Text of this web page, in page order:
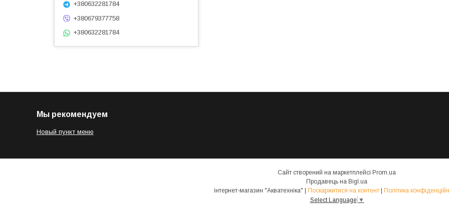
+380632281784
+380679377758
+380632281784
Мы рекомендуем
Новый пункт меню
Сайт створений на маркетплейсі Prom.ua
Продавець на Bigl.ua
Поскаржитися на контент
Політика
Select Language ▼